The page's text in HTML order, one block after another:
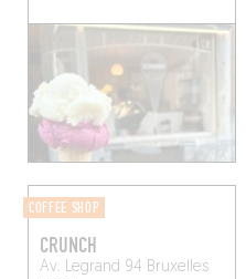
COFFEE SHOP
CRUNCH
Av. Legrand 94 Bruxelles